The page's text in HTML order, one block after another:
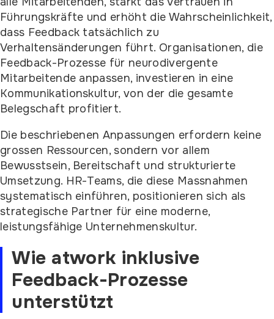
Führungskräfte und erhöht die Wahrscheinlichkeit,
dass Feedback tatsächlich zu
Verhaltensänderungen führt. Organisationen, die
Feedback-Prozesse für neurodivergente
Mitarbeitende anpassen, investieren in eine
Kommunikationskultur, von der die gesamte
Belegschaft profitiert.
Die beschriebenen Anpassungen erfordern keine
grossen Ressourcen, sondern vor allem
Bewusstsein, Bereitschaft und strukturierte
Umsetzung. HR-Teams, die diese Massnahmen
systematisch einführen, positionieren sich als
strategische Partner für eine moderne,
leistungsfähige Unternehmenskultur.
Wie atwork inklusive
Feedback-Prozesse
unterstützt